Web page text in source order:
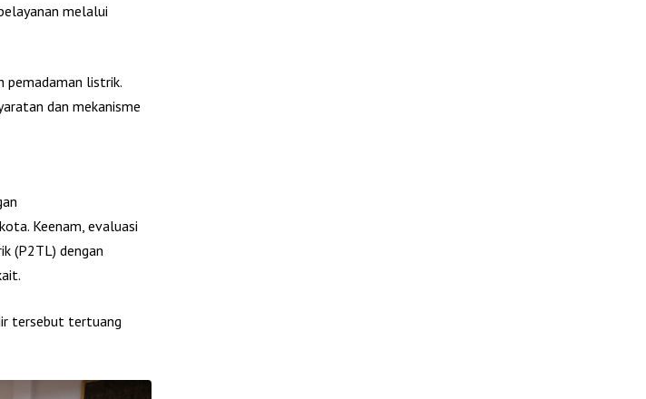
melalui
pemadaman listrik.
dan mekanisme
Keenam, evaluasi
(P2TL) dengan
tersebut tertuang